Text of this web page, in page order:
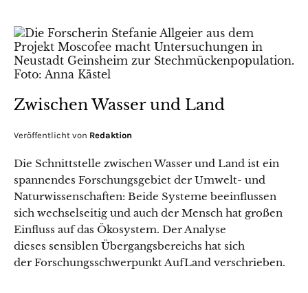
Zwischen Wasser und Land
Veröffentlicht von Redaktion
Die Schnittstelle zwischen Wasser und Land ist ein
spannendes Forschungsgebiet der Umwelt- und
Naturwissenschaften: Beide Systeme beeinflussen
sich wechselseitig und auch der Mensch hat großen
Einfluss auf das Ökosystem. Der Analyse
dieses sensiblen Übergangsbereichs hat sich
der Forschungsschwerpunkt AufLand verschrieben.